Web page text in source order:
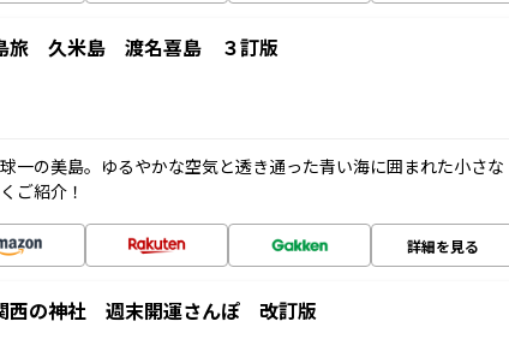
旅 久米島 渡名喜島 ３訂版
一の美島。ゆるやかな空気と透き通った青い海に囲まれた小さな
ご紹介！
詳細を見る
西の神社 週末開運さんぽ 改訂版